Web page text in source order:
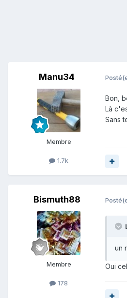
Manu34
Membre
1.7k
Bon,
Là
Sans
Bismuth88
Membre
178
un
Oui